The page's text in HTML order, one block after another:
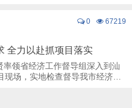
0 67219
全力以赴抓项目落实
领省经济工作督导组深入到汕
场，实地检查督导我市经济工